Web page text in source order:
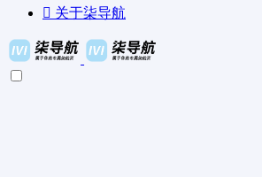
关于柒导航